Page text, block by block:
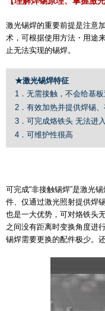
激光锡焊的重要前提是注意
术，可根据使用方法・用途
止无法实现的锡焊。
★激光锡焊特征
1．无需接触，不会给基
2．有效加热并提供焊锡
3．可完成烙铁头 无法进
4．可维护性很高
可完成“非接触锡焊”是激光
件、仅通过激光照射提供焊
也是一大优势，可对烙铁头
之间没有距离时变换角度进
锡焊需要更换的配件极少。